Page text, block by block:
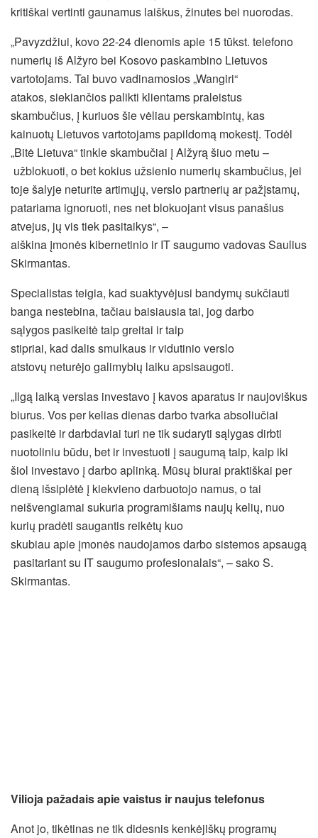
kritiškai vertinti gaunamus laiškus, žinutes bei nuorodas.
„Pavyzdžiui, kovo 22-24 dienomis apie 15 tūkst. telefono
numerių iš Alžyro bei Kosovo paskambino Lietuvos
vartotojams. Tai buvo vadinamosios „Wangiri“
atakos, siekiančios palikti klientams praleistus
skambučius, į kuriuos šie vėliau perskambintų, kas
kainuotų Lietuvos vartotojams papildomą mokestį. Todėl
„Bitė Lietuva“ tinkle skambučiai į Alžyrą šiuo metu –
užblokuoti, o bet kokius užsienio numerių skambučius, jei
toje šalyje neturite artimųjų, verslo partnerių ar pažįstamų,
patariama ignoruoti, nes net blokuojant visus panašius
atvejus, jų vis tiek pasitaikys“, –
aiškina įmonės kibernetinio ir IT saugumo vadovas Saulius
Skirmantas.
Specialistas teigia, kad suaktyvėjusi bandymų sukčiauti
banga nestebina, tačiau baisiausia tai, jog darbo
sąlygos pasikeitė taip greitai ir taip
stipriai, kad dalis smulkaus ir vidutinio verslo
atstovų neturėjo galimybių laiku apsisaugoti.
„Ilgą laiką verslas investavo į kavos aparatus ir naujoviškus
biurus. Vos per kelias dienas darbo tvarka absoliučiai
pasikeitė ir darbdaviai turi ne tik sudaryti sąlygas dirbti
nuotoliniu būdu, bet ir investuoti į saugumą taip, kaip iki
šiol investavo į darbo aplinką. Mūsų biurai praktiškai per
dieną išsiplėtė į kiekvieno darbuotojo namus, o tai
neišvengiamai sukuria programišiams naujų kelių, nuo
kurių pradėti saugantis reikėtų kuo
skubiau apie įmonės naudojamos darbo sistemos apsaugą
pasitariant su IT saugumo profesionalais“, – sako S.
Skirmantas.
Vilioja pažadais apie vaistus ir naujus telefonus
Anot jo, tikėtinas ne tik didesnis kenkėjiškų programų